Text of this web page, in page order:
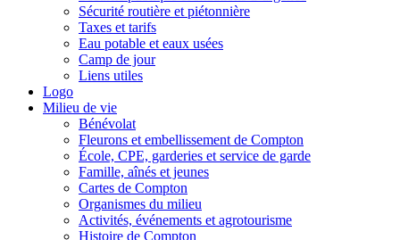
Sécurité routière et piétonnière
Taxes et tarifs
Eau potable et eaux usées
Camp de jour
Liens utiles
Logo
Milieu de vie
Bénévolat
Fleurons et embellissement de Compton
École, CPE, garderies et service de garde
Famille, aînés et jeunes
Cartes de Compton
Organismes du milieu
Activités, événements et agrotourisme
Histoire de Compton